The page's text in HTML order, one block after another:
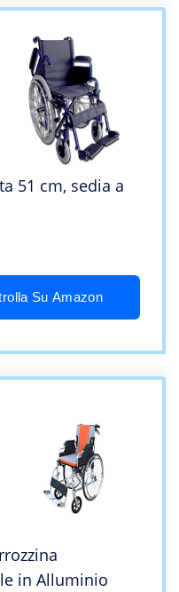
51 cm, sedia a
Su Amazon
in Alluminio